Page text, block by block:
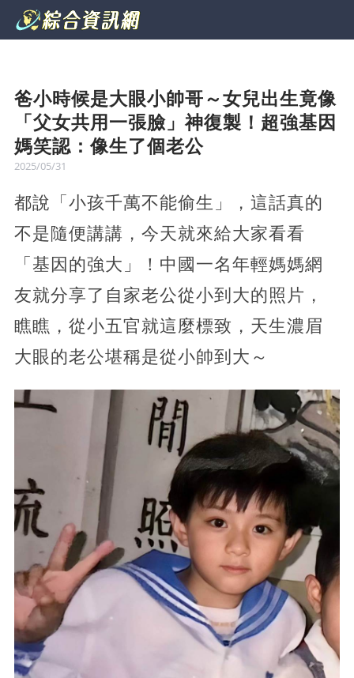
爸小時候是大眼小帥哥～女兒出生竟像
「父女共用一張臉」神復製！超強基因
媽笑認：像生了個老公
2025/05/31
都說「小孩千萬不能偷生」，這話真的
不是隨便講講，今天就來給大家看看
「基因的強大」！中國一名年輕媽媽網
友就分享了自家老公從小到大的照片，
瞧瞧，從小五官就這麼標致，天生濃眉
大眼的老公堪稱是從小帥到大～